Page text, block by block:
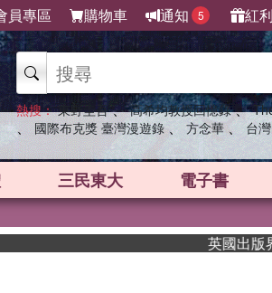
員專區 購物車 通知 5 紅
熱搜： 東野圭吾 、 高希均教授回憶錄 、
、 國際布克獎 臺灣漫遊錄 、 方念華 、 台
三民東大 電子書
英國出版界